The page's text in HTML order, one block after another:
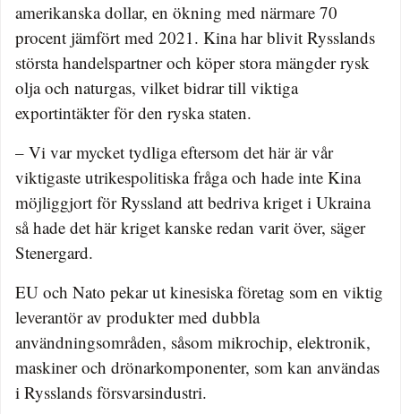
amerikanska dollar, en ökning med närmare 70
procent jämfört med 2021. Kina har blivit Rysslands
största handelspartner och köper stora mängder rysk
olja och naturgas, vilket bidrar till viktiga
exportintäkter för den ryska staten.
– Vi var mycket tydliga eftersom det här är vår
viktigaste utrikespolitiska fråga och hade inte Kina
möjliggjort för Ryssland att bedriva kriget i Ukraina
så hade det här kriget kanske redan varit över, säger
Stenergard.
EU och Nato pekar ut kinesiska företag som en viktig
leverantör av produkter med dubbla
användningsområden, såsom mikrochip, elektronik,
maskiner och drönarkomponenter, som kan användas
i Rysslands försvarsindustri.